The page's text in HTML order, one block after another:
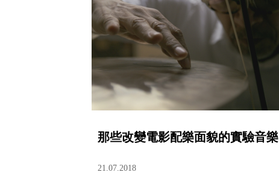
那些改變電影配樂面貌的實驗音樂
21.07.2018